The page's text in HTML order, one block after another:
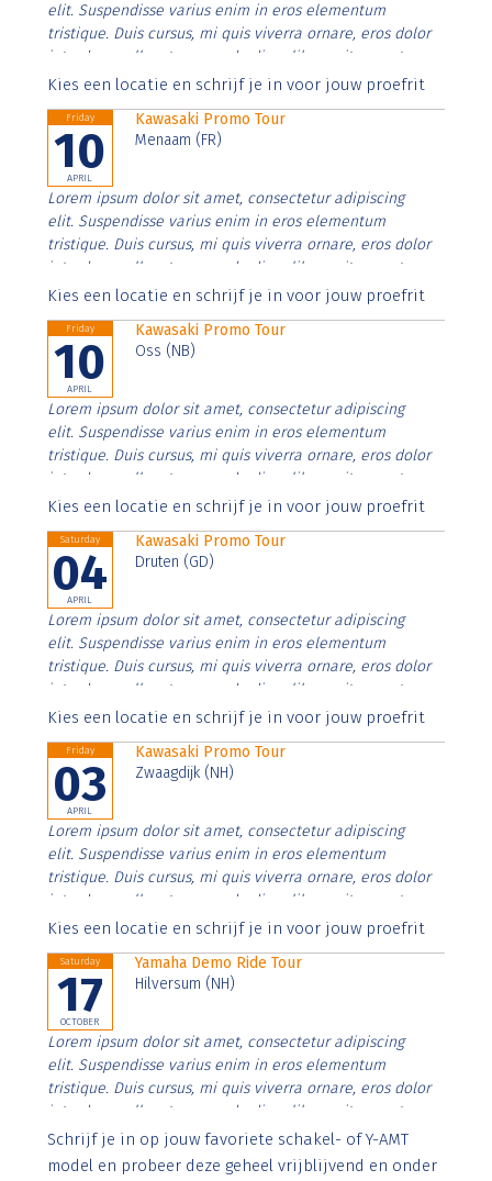
elit. Suspendisse varius enim in eros elementum
tristique. Duis cursus, mi quis viverra ornare, eros dolor
interdum nulla, ut commodo diam libero vitae erat.
Aenean faucibus nibh et justo cursus id rutrum lorem
Kies een locatie en schrijf je in voor jouw proefrit
Friday
10
APRIL
Kawasaki Promo Tour
Menaam (FR)
Lorem ipsum dolor sit amet, consectetur adipiscing
elit. Suspendisse varius enim in eros elementum
tristique. Duis cursus, mi quis viverra ornare, eros dolor
interdum nulla, ut commodo diam libero vitae erat.
Aenean faucibus nibh et justo cursus id rutrum lorem
Kies een locatie en schrijf je in voor jouw proefrit
Friday
10
APRIL
Kawasaki Promo Tour
Oss (NB)
Lorem ipsum dolor sit amet, consectetur adipiscing
elit. Suspendisse varius enim in eros elementum
tristique. Duis cursus, mi quis viverra ornare, eros dolor
interdum nulla, ut commodo diam libero vitae erat.
Aenean faucibus nibh et justo cursus id rutrum lorem
Kies een locatie en schrijf je in voor jouw proefrit
Saturday
04
APRIL
Kawasaki Promo Tour
Druten (GD)
Lorem ipsum dolor sit amet, consectetur adipiscing
elit. Suspendisse varius enim in eros elementum
tristique. Duis cursus, mi quis viverra ornare, eros dolor
interdum nulla, ut commodo diam libero vitae erat.
Aenean faucibus nibh et justo cursus id rutrum lorem
Kies een locatie en schrijf je in voor jouw proefrit
Friday
03
APRIL
Kawasaki Promo Tour
Zwaagdijk (NH)
Lorem ipsum dolor sit amet, consectetur adipiscing
elit. Suspendisse varius enim in eros elementum
tristique. Duis cursus, mi quis viverra ornare, eros dolor
interdum nulla, ut commodo diam libero vitae erat.
Aenean faucibus nibh et justo cursus id rutrum lorem
Kies een locatie en schrijf je in voor jouw proefrit
Saturday
17
OCTOBER
Yamaha Demo Ride Tour
Hilversum (NH)
Lorem ipsum dolor sit amet, consectetur adipiscing
elit. Suspendisse varius enim in eros elementum
tristique. Duis cursus, mi quis viverra ornare, eros dolor
interdum nulla, ut commodo diam libero vitae erat.
Aenean faucibus nibh et justo cursus id rutrum lorem
imperdiet. Nunc ut sem vitae risus tristique posuere.
Schrijf je in op jouw favoriete schakel- of Y-AMT
model en probeer deze geheel vrijblijvend en onder